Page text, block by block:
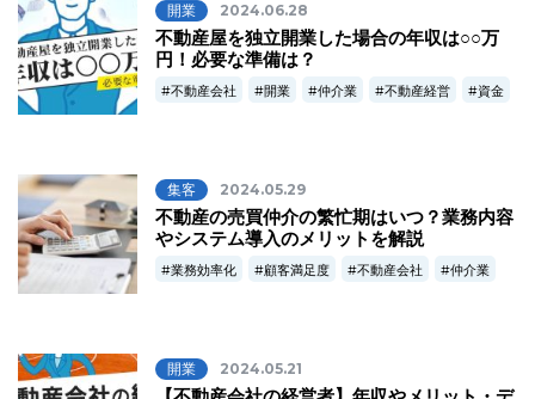
開業 2024.06.28
不動産屋を独立開業した場合の年収は○○万
円！必要な準備は？
不動産会社 開業 仲介業 不動産経営 資金
集客 2024.05.29
不動産の売買仲介の繁忙期はいつ？業務内容
やシステム導入のメリットを解説
業務効率化 顧客満足度 不動産会社 仲介業
開業 2024.05.21